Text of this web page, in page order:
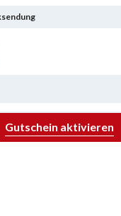
Gutschein aktivieren